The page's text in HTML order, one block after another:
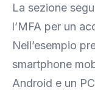
La sezione
l’MFA per un
Nell’esempio
smartphone
Android e un